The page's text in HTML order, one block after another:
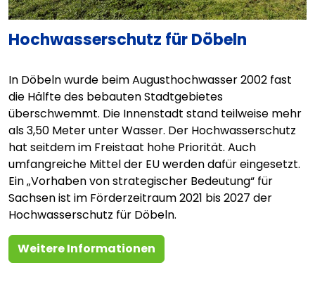
Hochwasserschutz für Döbeln
In Döbeln wurde beim Augusthochwasser 2002 fast
die Hälfte des bebauten Stadtgebietes
überschwemmt. Die Innenstadt stand teilweise mehr
als 3,50 Meter unter Wasser. Der Hochwasserschutz
hat seitdem im Freistaat hohe Priorität. Auch
umfangreiche Mittel der EU werden dafür eingesetzt.
Ein „Vorhaben von strategischer Bedeutung“ für
Sachsen ist im Förderzeitraum 2021 bis 2027 der
Hochwasserschutz für Döbeln.
Weitere Informationen